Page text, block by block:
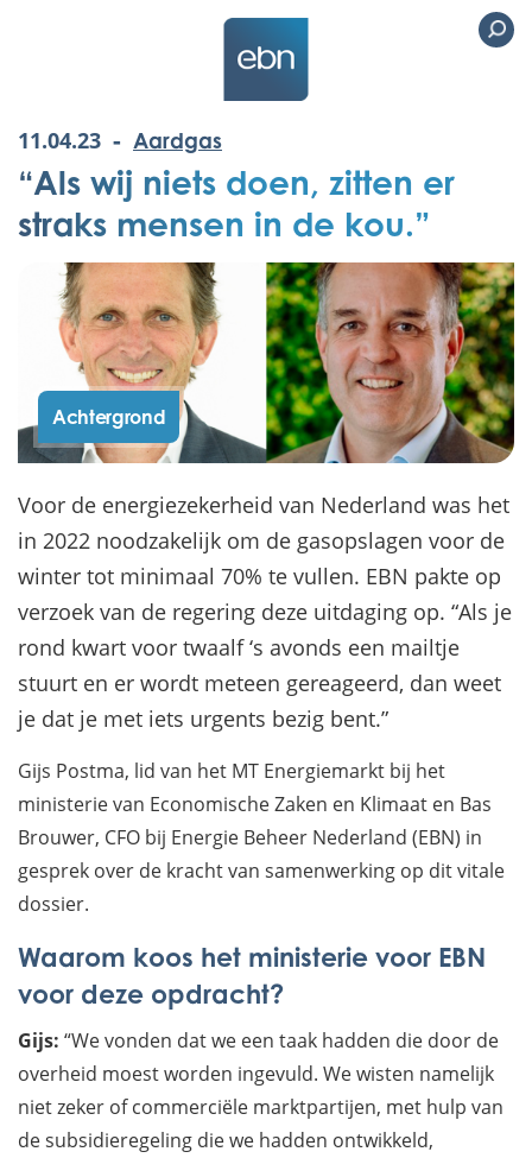
11.04.23 - Aardgas
“Als wij niets doen, zitten er
straks mensen in de kou.”
Achtergrond
Voor de energiezekerheid van Nederland was het
in 2022 noodzakelijk om de gasopslagen voor de
winter tot minimaal 70% te vullen. EBN pakte op
verzoek van de regering deze uitdaging op. “Als je
rond kwart voor twaalf ‘s avonds een mailtje
stuurt en er wordt meteen gereageerd, dan weet
je dat je met iets urgents bezig bent.”
Gijs Postma, lid van het MT Energiemarkt bij het
ministerie van Economische Zaken en Klimaat en Bas
Brouwer, CFO bij Energie Beheer Nederland (EBN) in
gesprek over de kracht van samenwerking op dit vitale
dossier.
Waarom koos het ministerie voor EBN
voor deze opdracht?
Gijs: “We vonden dat we een taak hadden die door de
overheid moest worden ingevuld. We wisten namelijk
niet zeker of commerciële marktpartijen, met hulp van
de subsidieregeling die we hadden ontwikkeld,